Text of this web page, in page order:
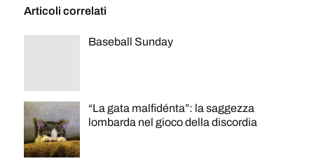
Articoli correlati
Baseball Sunday
“La gata malfidénta”: la saggezza
lombarda nel gioco della discordia